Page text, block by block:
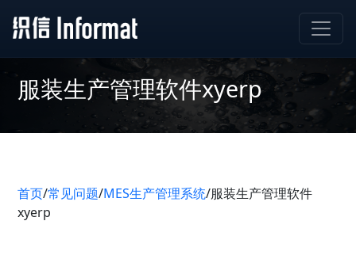
服装生产管理软件xyerp
首页/常见问题/MES生产管理系统/服装生产管理软件
xyerp